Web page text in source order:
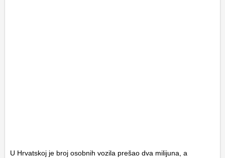
U Hrvatskoj je broj osobnih vozila prešao dva milijuna, a